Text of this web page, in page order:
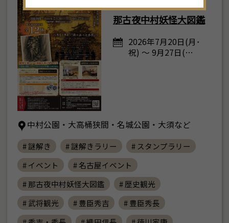
那古夜中村妖怪大図鑑
2026年7月20日(月･
祝) ～ 9月27日(…
中村公園・大高桶狭間・名城公園・大須など
# 謎解き # 謎解きラリー
# スタンプラリー
# イベント
# 名古屋イベント
# 那古夜中村妖怪大図鑑
# 歴史観光
# 武将観光
# 豊臣秀吉
# 豊臣秀長